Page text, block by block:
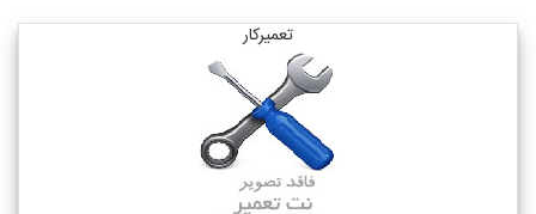
تعمیرکار